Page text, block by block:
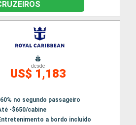
desde
US$ 1,183
no segundo passageiro
-$650/cabine
a bordo incluído